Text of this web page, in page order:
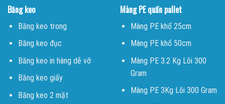
Băng keo
Băng keo trong
Băng keo đục
Băng keo in hàng dễ vỡ
Băng keo giấy
Băng keo 2 mặt
Màng PE quấn pallet
Màng PE khổ 25cm
Màng PE khổ 50cm
Màng PE 3.2 Kg Lõi 300
Gram
Màng PE 3Kg Lõi 300 Gram